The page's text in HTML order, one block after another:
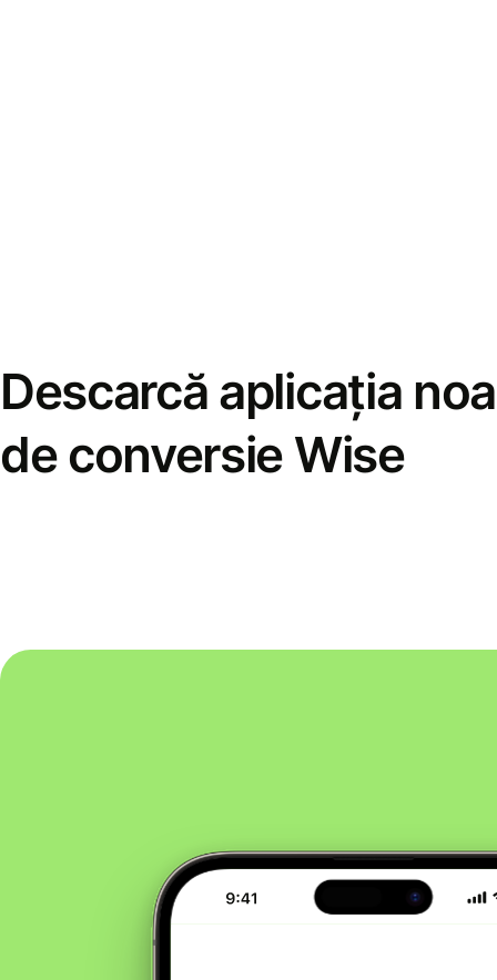
Descarcă aplicația
de conversie Wise